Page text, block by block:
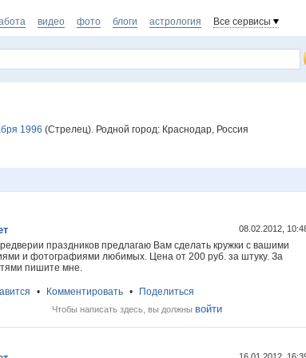
видео фото блоги астрология Все сервисы
1996 (Стрелец). Родной город: Краснодар, Россия
08.02.2012,
праздников предлагаю Вам сделать кружки с вашими
и фотографиями любимых. Цена от 200 руб. за штуку. За
пишите мне.
• Комментировать • Поделиться
Чтобы написать здесь, вы должны войти